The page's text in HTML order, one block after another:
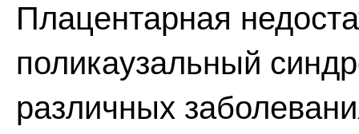
Плацентарная
поликаузальный
различных